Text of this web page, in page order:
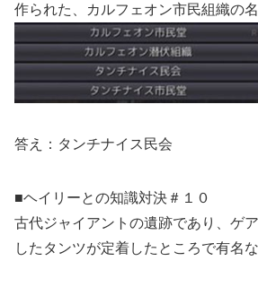
作られた、カルフェオン市民組織の
答え：タンチナイス民会
■ヘイリーとの知識対決＃１０
古代ジャイアントの遺跡であり、ゲ
したタンツが定着したところで有名